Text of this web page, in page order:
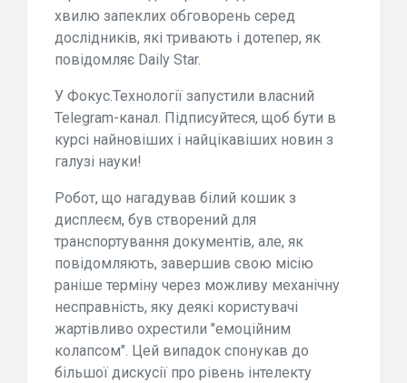
хвилю запеклих обговорень серед
дослідників, які тривають і дотепер, як
повідомляє Daily Star.
У Фокус.Технології запустили власний
Telegram-канал. Підписуйтеся, щоб бути в
курсі найновіших і найцікавіших новин з
галузі науки!
Робот, що нагадував білий кошик з
дисплеєм, був створений для
транспортування документів, але, як
повідомляють, завершив свою місію
раніше терміну через можливу механічну
несправність, яку деякі користувачі
жартівливо охрестили "емоційним
колапсом". Цей випадок спонукав до
більшої дискусії про рівень інтелекту